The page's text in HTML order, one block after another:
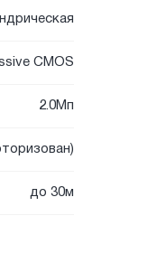
CMOS
2.0Мп
до 30м